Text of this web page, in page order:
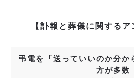
【訃報と葬儀に関するア
弔電を「送っていいのか分か
方が多数